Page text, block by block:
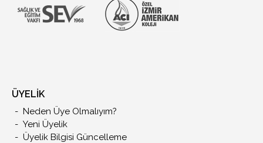
ÜYELİK
Neden Üye Olmalıyım?
Yeni Üyelik
Üyelik Bilgisi Güncelleme